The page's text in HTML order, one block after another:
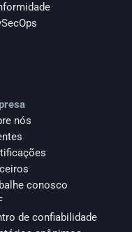
nós
conosco
de confiabilidade